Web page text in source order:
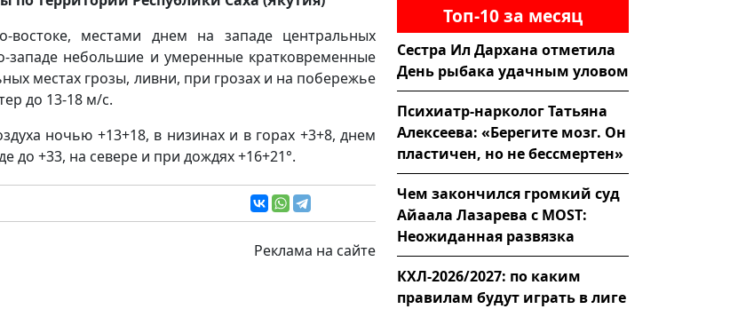
востоке, местами днем на западе центральных
западе небольшие и умеренные кратковременные
местах грозы, ливни, при грозах и на побережье
до 13-18 м/с.
ночью +13+18, в низинах и в горах +3+8, днем
до +33, на севере и при дождях +16+21°.
Реклама на сайте
Топ-10 за месяц
Сестра Ил Дархана отметила
День рыбака удачным уловом
Психиатр-нарколог Татьяна
Алексеева: «Берегите мозг. Он
пластичен, но не бессмертен»
Чем закончился громкий суд
Айаала Лазарева с MOST:
Неожиданная развязка
КХЛ-2026/2027: по каким
правилам будут играть в лиге